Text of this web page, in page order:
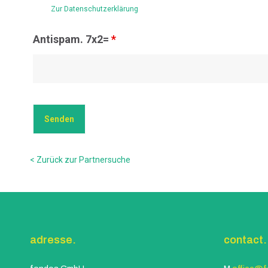
Zur Datenschutzerklärung
Antispam. 7x2= *
< Zurück zur Partnersuche
adresse. contact.